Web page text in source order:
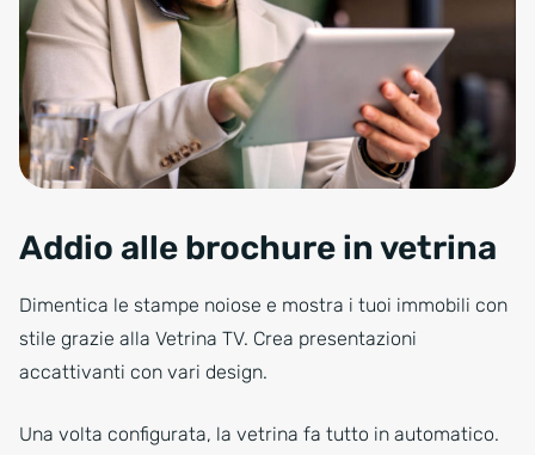
Addio alle brochure in vetrina
Dimentica le stampe noiose e mostra i tuoi immobili con
stile grazie alla Vetrina TV. Crea presentazioni
accattivanti con vari design.
Una volta configurata, la vetrina fa tutto in automatico.